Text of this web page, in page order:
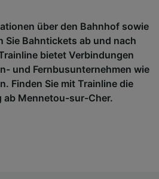
über den Bahnhof sowie
Sie Bahntickets ab und nach
bietet Verbindungen
und Fernbusunternehmen wie
Finden Sie mit Trainline die
ab Mennetou-sur-Cher.